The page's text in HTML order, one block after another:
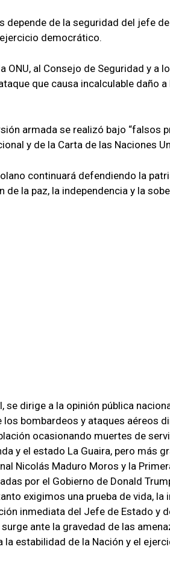
de la seguridad del jefe
democrático.
ONU, al Consejo de Seguridad y a
que causa incalculable daño a
armada se realizó bajo “falsos
y de la Carta de las Naciones
continuará defendiendo la
la paz, la independencia y la
se dirige a la opinión pública
bombardeos y ataques aéreos
ocasionando muertes de
y el estado La Guaira, pero más
Nicolás Maduro Moros y la
por el Gobierno de Donald
exigimos una prueba de vida,
inmediata del Jefe de Estado y
ante la gravedad de las
estabilidad de la Nación y el